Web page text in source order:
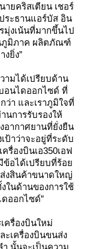
ายคริสเตียน เชอร์
ระธานแอร์บัส อิน
มุ่งเน้นที่มากขึ้นไป
ภูมิภาค ผลิตภัณฑ์
ยิ่ง”
ามได้เปรียบด้าน
อนไดออกไซด์ ที่
ว่า และเราภูมิใจที่
นการรับรองให้
อากาศยานที่ยั่งยืน
เป้าว่าจะอยู่ที่ระดับ
รื่องบินเอ350เอฟ
ข้อได้เปรียบที่ร้อ
ส่งสินค้าขนาดใหญ่
ในด้านของการใช้
ออกไซด์”
ครื่องบินใหม่
ะเครื่องบินขนส่ง
นั้นจะเป็นความ